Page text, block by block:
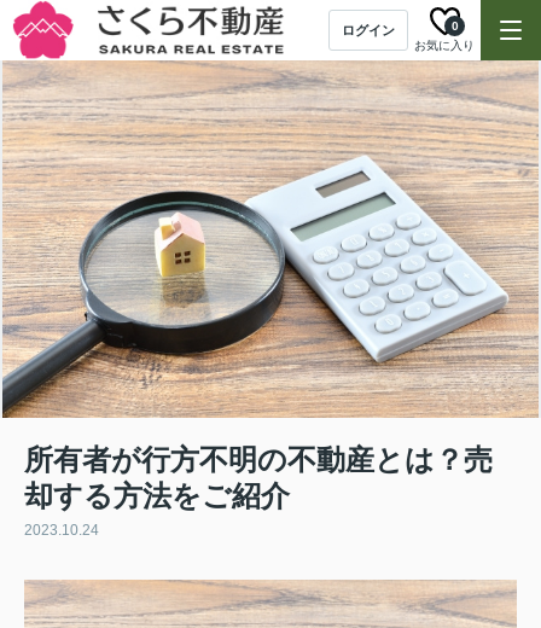
ログイン
お気に入り
0
所有者が行方不明の不動産とは？売
却する方法をご紹介
2023.10.24